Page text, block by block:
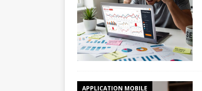
APPLICATION MOBILE